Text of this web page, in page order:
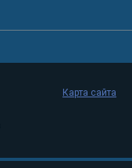
Карта сайта